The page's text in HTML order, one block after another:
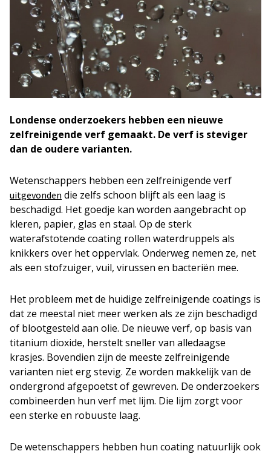
Londense onderzoekers hebben een nieuwe
zelfreinigende verf gemaakt. De verf is steviger
dan de oudere varianten.
Wetenschappers hebben een zelfreinigende verf
uitgevonden die zelfs schoon blijft als een laag is
beschadigd. Het goedje kan worden aangebracht op
kleren, papier, glas en staal. Op de sterk
waterafstotende coating rollen waterdruppels als
knikkers over het oppervlak. Onderweg nemen ze, net
als een stofzuiger, vuil, virussen en bacteriën mee.
Het probleem met de huidige zelfreinigende coatings is
dat ze meestal niet meer werken als ze zijn beschadigd
of blootgesteld aan olie. De nieuwe verf, op basis van
titanium dioxide, herstelt sneller van alledaagse
krasjes. Bovendien zijn de meeste zelfreinigende
varianten niet erg stevig. Ze worden makkelijk van de
ondergrond afgepoetst of gewreven. De onderzoekers
combineerden hun verf met lijm. Die lijm zorgt voor
een sterke en robuuste laag.
De wetenschappers hebben hun coating natuurlijk ook